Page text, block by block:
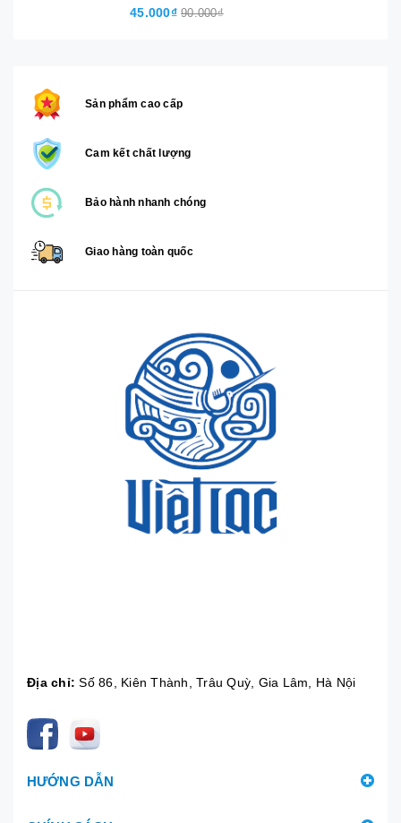
45.000₫ 90.000₫
Sản phẩm cao cấp
Cam kết chất lượng
Bảo hành nhanh chóng
Giao hàng toàn quốc
Địa chỉ: Số 86, Kiên Thành, Trâu Quỳ, Gia Lâm, Hà Nội
HƯỚNG DẪN